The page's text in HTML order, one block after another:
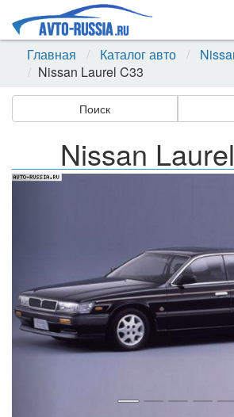
Главная
Каталог авто
Nissan Laurel C33
Поиск
Nissan
Назад